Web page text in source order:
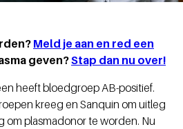
Meld je aan en red een
geven?Stap dan nu over!
heeft bloedgroep AB-positief.
kreeg en Sanquin om uitleg
om plasmadonor te worden. Nu